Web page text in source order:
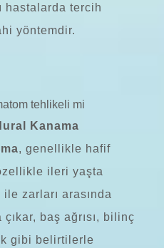
hastalarda tercih
yöntemdir.
Kanama
, genellikle hafif
ileri yaşta
zarları arasında
baş ağrısı, bilinç
gibi belirtilerle